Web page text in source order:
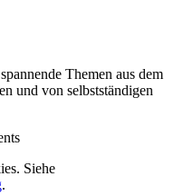
Themen aus dem
und von selbstständigen
Siehe
.